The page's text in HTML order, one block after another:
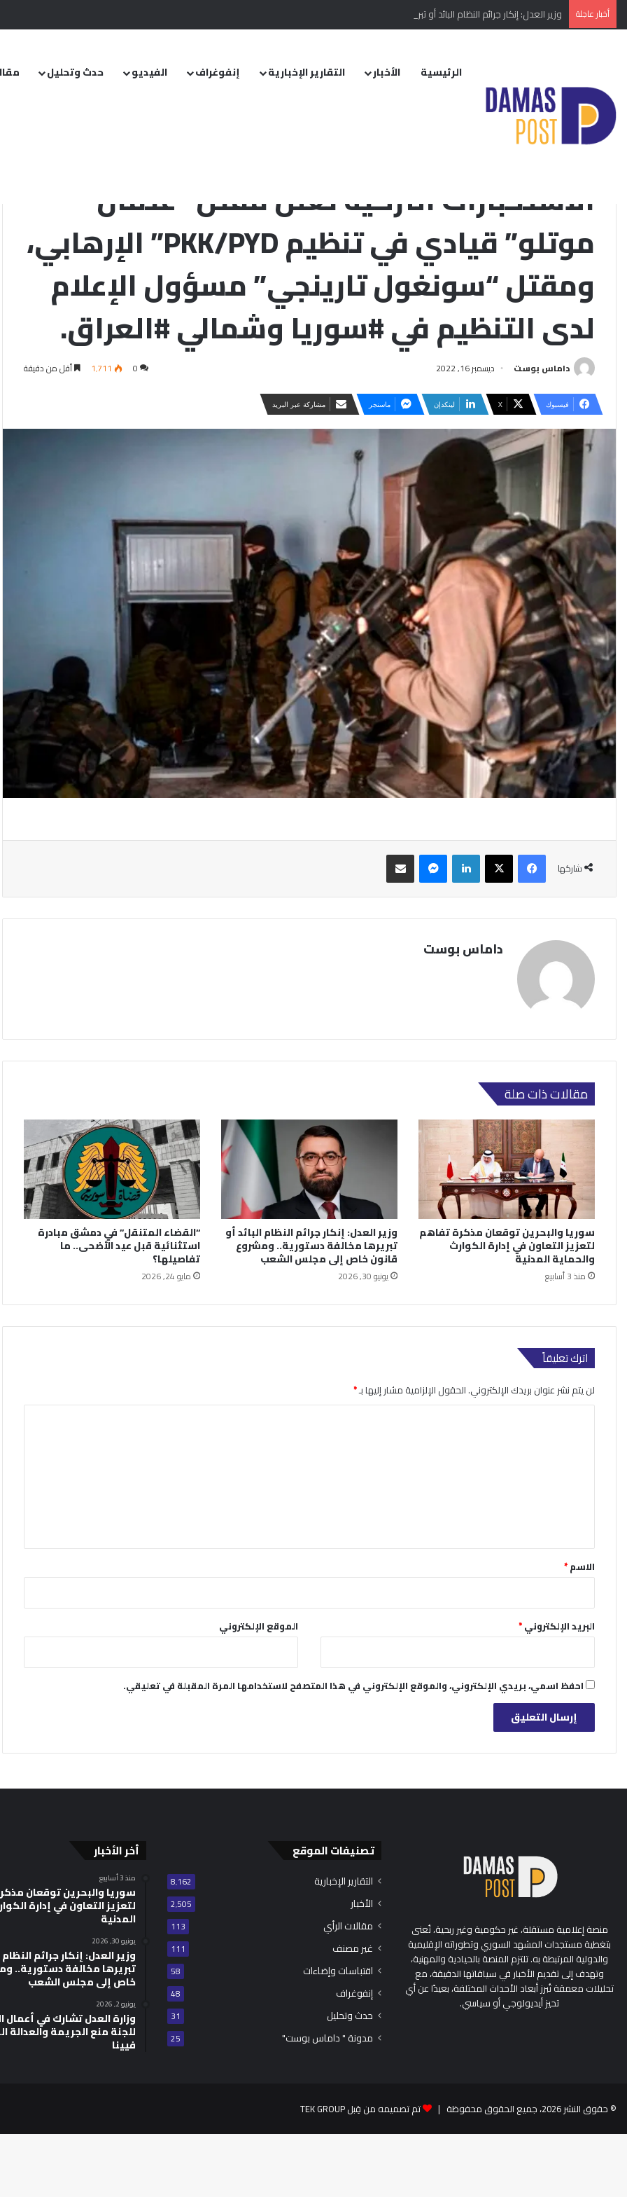
أخبار عاجلة وزير العدل: إنكار جرائم النظام البائد أو تبريرها مخالفة دستورية.. ومشروع قانون خاص إلى مجلس الشعب
الرئيسية الأخبار التقارير الإخبارية إنفوغراف الفيديو حدث وتحليل
الرئيسية/الأخبار /إقليمي ودولي
مسؤول الإعلام لدى التنظيم في #سوريا وشمالي #العراق.
الاستخبارات التركية تعلن مقتل “عثمان
موتلو” قيادي في تنظيم PKK/PYD” الإرهابي،
ومقتل “سونغول تارينجي” مسؤول الإعلام
لدى التنظيم في #سوريا وشمالي #العراق.
داماس بوست ديسمبر 16, 2022 0 1٬711 أقل من دقيقة
فيسبوك ‫X لينكدإن ماسنجر مشاركة عبر البريد
شاركها
فيسبوك‫X لينكدإن ماسنجر مشاركة عبر البريد
داماس بوست
مقالات ذات صلة
سوريا والبحرين توقعان مذكرة تفاهم
لتعزيز التعاون في إدارة الكوارث
والحماية المدنية
منذ 3 أسابيع
وزير العدل: إنكار جرائم النظام البائد أو
تبريرها مخالفة دستورية.. ومشروع
قانون خاص إلى مجلس الشعب
يونيو 30, 2026
“القضاء المتنقل” في دمشق مبادرة
استثنائية قبل عيد الأضحى.. ما
تفاصيلها؟
مايو 24, 2026
اترك تعليقاً
لن يتم نشر عنوان بريدك الإلكتروني.الحقول الإلزامية مشار إليها بـ*
*الاسم*
البريد الإلكتروني* الموقع الإلكتروني
احفظ اسمي، بريدي الإلكتروني، والموقع الإلكتروني في هذا المتصفح لاستخدامها المرة المقبلة في تعليقي.
منصة إعلامية مستقلة، غير حكومية وغير ربحية، تُعنى
بتغطية مستجدات المشهد السوري وتطوراته الإقليمية
والدولية المرتبطة به. تلتزم المنصة بالحيادية والمهنية،
وتهدف إلى تقديم الأخبار في سياقاتها الدقيقة، مع
تحليلات معمقة تُبرز أبعاد الأحداث المختلفة، بعيدًا عن أي
تحيز أيديولوجي أو سياسي.
تصنيفات الموقع
التقارير الإخبارية 8٬162
الأخبار 2٬505
مقالات الرأي 113
غير مصنف 111
اقتباسات وإضاءات 58
إنفوغراف 48
حدث وتحليل 31
مدونة " داماس بوست" 25
أخر الأخبار
منذ 3 أسابيع
سوريا والبحرين توقعان
لتعزيز التعاون في إدارة
المدنية
يونيو 30, 2026
وزير العدل: إنكار جرائم النظام
تبريرها مخالفة دستورية..
خاص إلى مجلس الشعب
يونيو 2, 2026
للجنة منع الجريمة والعدالة
فيينا
© حقوق النشر 2026، جميع الحقوق محفوظة | تم تصميمه من قِبل TEK GROUP